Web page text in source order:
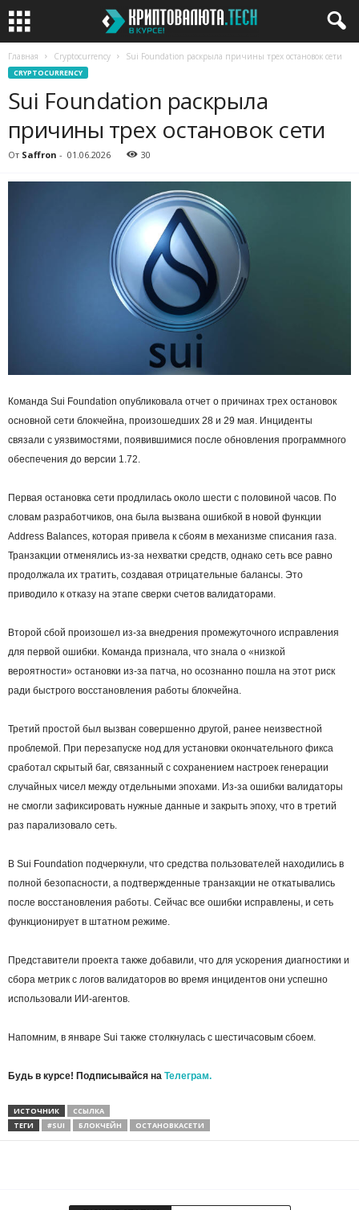
Главная Cryptocurrency Sui Foundation раскрыла причины трех остановок сети
CRYPTOCURRENCY
Sui Foundation раскрыла
причины трех остановок сети
От Saffron - 01.06.2026 30
Команда Sui Foundation опубликовала отчет о причинах трех остановок
основной сети блокчейна, произошедших 28 и 29 мая. Инциденты
связали с уязвимостями, появившимися после обновления программного
обеспечения до версии 1.72.
Первая остановка сети продлилась около шести с половиной часов. По
словам разработчиков, она была вызвана ошибкой в новой функции
Address Balances, которая привела к сбоям в механизме списания газа.
Транзакции отменялись из-за нехватки средств, однако сеть все равно
продолжала их тратить, создавая отрицательные балансы. Это
приводило к отказу на этапе сверки счетов валидаторами.
Второй сбой произошел из-за внедрения промежуточного исправления
для первой ошибки. Команда признала, что знала о «низкой
вероятности» остановки из-за патча, но осознанно пошла на этот риск
ради быстрого восстановления работы блокчейна.
Третий простой был вызван совершенно другой, ранее неизвестной
проблемой. При перезапуске нод для установки окончательного фикса
сработал скрытый баг, связанный с сохранением настроек генерации
случайных чисел между отдельными эпохами. Из-за ошибки валидаторы
не смогли зафиксировать нужные данные и закрыть эпоху, что в третий
раз парализовало сеть.
В Sui Foundation подчеркнули, что средства пользователей находились в
полной безопасности, а подтвержденные транзакции не откатывались
после восстановления работы. Сейчас все ошибки исправлены, и сеть
функционирует в штатном режиме.
Представители проекта также добавили, что для ускорения диагностики и
сбора метрик с логов валидаторов во время инцидентов они успешно
использовали ИИ-агентов.
Напомним, в январе Sui также столкнулась с шестичасовым сбоем.
Будь в курсе! Подписывайся на Телеграм.
ИСТОЧНИК
ССЫЛКА
ТЕГИ
#SUI БЛОКЧЕЙН ОСТАНОВКАСЕТИ